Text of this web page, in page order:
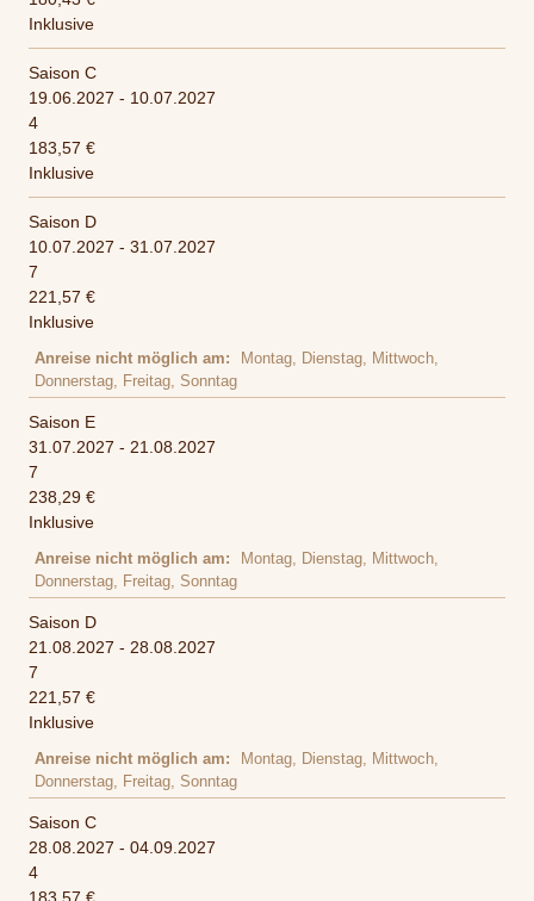
Inklusive
Saison C
19.06.2027 - 10.07.2027
4
183,57 €
Inklusive
Saison D
10.07.2027 - 31.07.2027
7
221,57 €
Inklusive
Anreise nicht möglich am
Montag, Dienstag, Mittwoch,
Donnerstag, Freitag, Sonntag
Saison E
31.07.2027 - 21.08.2027
7
238,29 €
Inklusive
Anreise nicht möglich am
Montag, Dienstag, Mittwoch,
Donnerstag, Freitag, Sonntag
Saison D
21.08.2027 - 28.08.2027
7
221,57 €
Inklusive
Anreise nicht möglich am
Montag, Dienstag, Mittwoch,
Donnerstag, Freitag, Sonntag
Saison C
28.08.2027 - 04.09.2027
4